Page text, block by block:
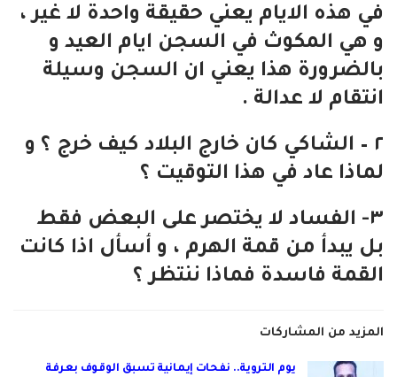
في هذه الايام يعني حقيقة واحدة لا غير ،
و هي المكوث في السجن ايام العيد و
بالضرورة هذا يعني ان السجن وسيلة
انتقام لا عدالة .
٢ – الشاكي كان خارج البلاد كيف خرج ؟ و
لماذا عاد في هذا التوقيت ؟
٣- الفساد لا يختصر على البعض فقط
بل يبدأ من قمة الهرم ، و أسأل اذا كانت
القمة فاسدة فماذا ننتظر ؟
المزيد من المشاركات
يوم التروية.. نفحات إيمانية تسبق الوقوف بعرفة